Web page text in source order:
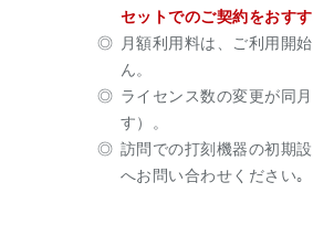
セットでのご契約をおす
月額利用料は、ご利用開
ん。
ライセンス数の変更が同
す）。
訪問での打刻機器の初期
へお問い合わせください｡